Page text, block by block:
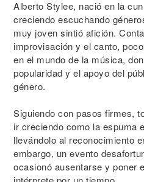
Alberto Stylee, nació en la
creciendo escuchando
muy joven sintió afición.
improvisación y el canto,
en el mundo de la música,
popularidad y el apoyo del
género.
Siguiendo con pasos firmes,
ir creciendo como la espuma
llevándolo al reconocimiento
embargo, un evento
ocasionó ausentarse y poner